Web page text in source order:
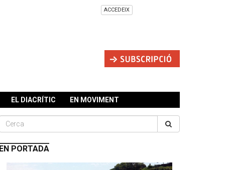
ACCEDEIX
EL DIACRÍTIC EN MOVIMENT
EN PORTADA